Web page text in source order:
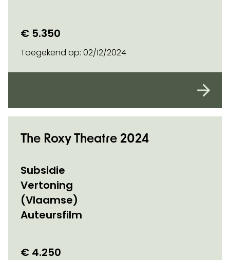
€ 5.350
Toegekend op: 02/12/2024
The Roxy Theatre 2024
Subsidie
Vertoning
(Vlaamse)
Auteursfilm
€ 4.250